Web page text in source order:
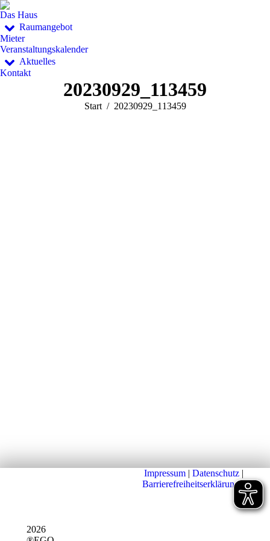
Das Haus
Raumangebot
Mieter
Veranstaltungskalender
Aktuelles
Kontakt
20230929_113459
Sie befinden sich hier:
Start 20230929_113459
2026
Impressum | Datenschutz |
Barrierefreiheitserklärung|